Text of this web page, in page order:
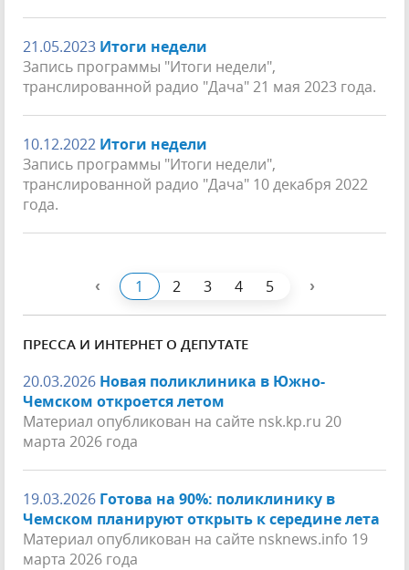
21.05.2023 Итоги недели
Запись программы "Итоги недели",
транслированной радио "Дача" 21 мая 2023 года.
10.12.2022 Итоги недели
Запись программы "Итоги недели",
транслированной радио "Дача" 10 декабря 2022
года.
‹ 1 2 3 4 5 ›
ПРЕССА И ИНТЕРНЕТ О ДЕПУТАТЕ
20.03.2026 Новая поликлиника в Южно-
Чемском откроется летом
Материал опубликован на сайте nsk.kp.ru 20
марта 2026 года
19.03.2026 Готова на 90%: поликлинику в
Чемском планируют открыть к середине лета
Материал опубликован на сайте nsknews.info 19
марта 2026 года